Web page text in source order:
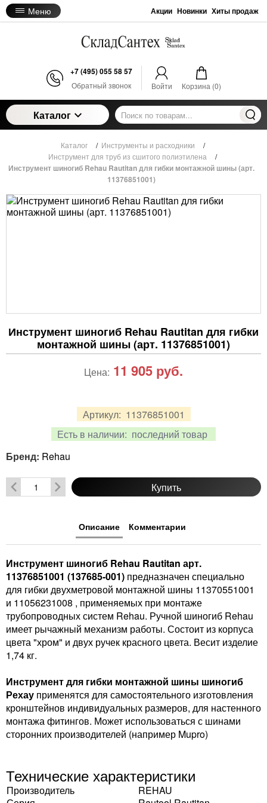
Меню Акции Новинки Хиты продаж
+7 (495) 055 58 57
Обратный звонок Войти Корзина (0)
Каталог
Каталог / Инструменты и расходники
/
Инструмент для труб из сшитого полиэтилена
/
Инструмент шиногиб Rehau Rautitan для гибки монтажной шины (арт.
11376851001)
Инструмент шиногиб Rehau Rautitan для гибки
монтажной шины (арт. 11376851001)
Артикул: 11376851001
Есть в наличии: последний товар
Цена: 11 905 руб.
Бренд: Rehau
Купить
Описание Комментарии
Инструмент шиногиб Rehau Rautitan арт.
11376851001 (137685-001) предназначен специально
для гибки двухметровой монтажной шины 11370551001
и 11056231008 , применяемых при монтаже
трубопроводных систем Rehau. Ручной шиногиб Rehau
имеет рычажный механизм работы. Состоит из корпуса
цвета "хром" и двух ручек красного цвета. Весит изделие
1,74 кг.
Инструмент для гибки монтажной шины шиногиб
Рехау применятся для самостоятельного изготовления
кронштейнов индивидуальных размеров, для настенного
монтажа фитингов. Может использоваться с шинами
сторонних производителей (например Mupro)
Технические характеристики
Производитель
REHAU